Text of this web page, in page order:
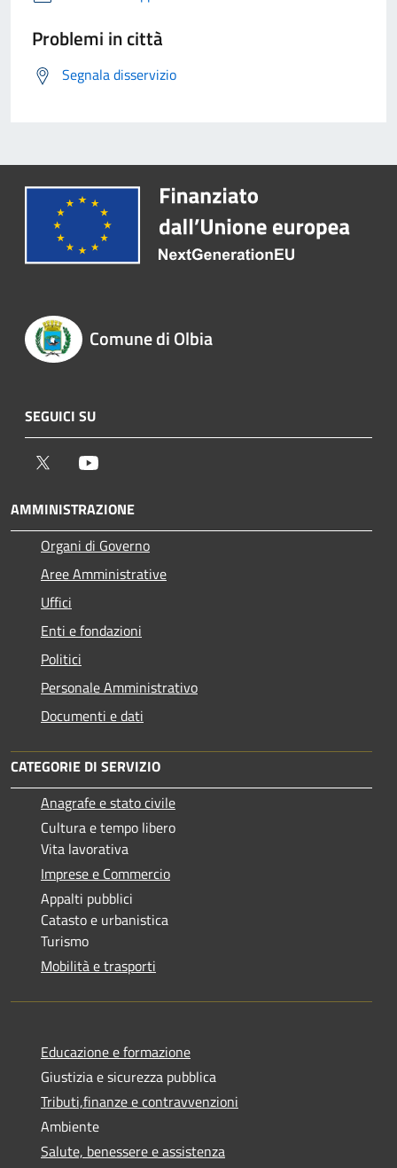
Problemi in città
Segnala disservizio
Comune di Olbia
SEGUICI SU
Twitter
AMMINISTRAZIONE
Organi di Governo
Aree Amministrative
Uffici
Enti e fondazioni
Politici
Personale Amministrativo
Documenti e dati
CATEGORIE DI SERVIZIO
Anagrafe e stato civile
Cultura e tempo libero
Vita lavorativa
Imprese e Commercio
Appalti pubblici
Catasto e urbanistica
Turismo
Mobilità e trasporti
Educazione e formazione
Giustizia e sicurezza pubblica
Tributi,finanze e contravvenzioni
Ambiente
Salute, benessere e assistenza